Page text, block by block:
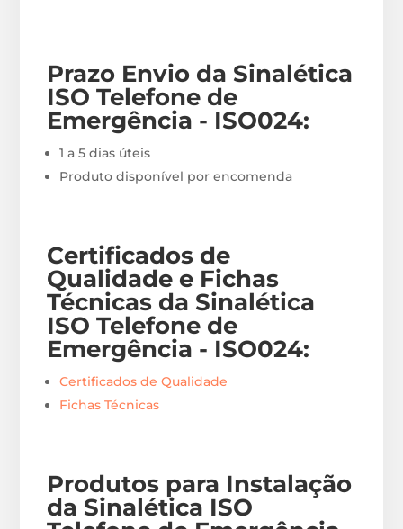
Prazo Envio da Sinalética
ISO Telefone de
Emergência - ISO024:
1 a 5 dias úteis
Produto disponível por encomenda
Certificados de
Qualidade e Fichas
Técnicas da Sinalética
ISO Telefone de
Emergência - ISO024:
Certificados de Qualidade
Fichas Técnicas
Produtos para Instalação
da Sinalética ISO